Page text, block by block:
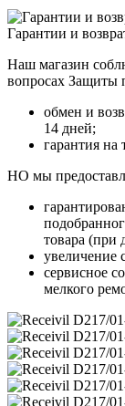
Гарантии и
Наш магазин
вопросах Защиты
обмен и
14 дней;
гарантия на
НО мы
товара (при
увеличение
сервисное
мелкого